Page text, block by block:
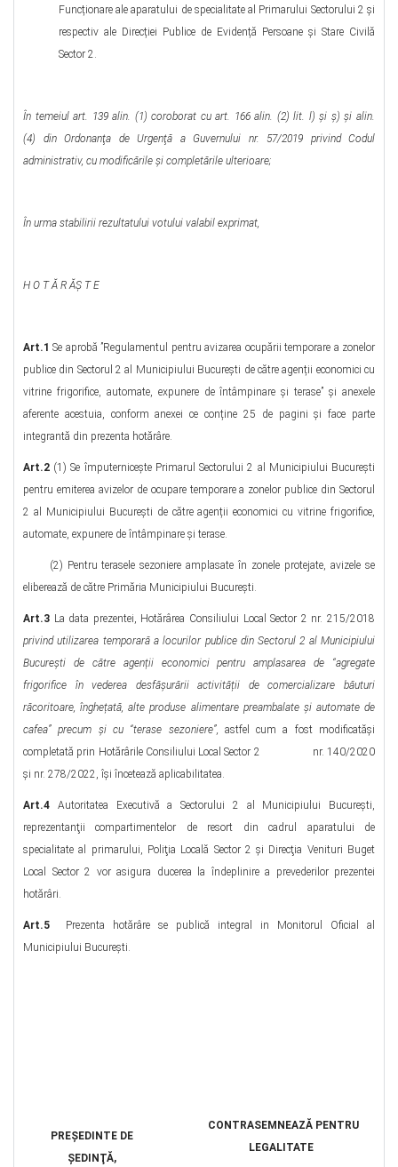
Funcționare ale aparatului de specialitate al Primarului Sectorului 2 și
respectiv ale Direcției Publice de Evidență Persoane și Stare Civilă
Sector 2.
În temeiul art. 139 alin. (1) coroborat cu art. 166 alin. (2) lit. l)și ș) și alin.
(4)
din Ordonanţa de Urgenţă a Guvernului nr. 57/2019 privind Codul
administrativ, cu modificările şi completările ulterioare;
În urma stabilirii rezultatului votului valabil exprimat,
H O T Ă R ĂŞ TE
Art.1 Se aprobă ”Regulamentul pentru avizarea ocupării temporare a zonelor
publice din Sectorul 2 al Municipiului București de către agenții economici cu
vitrine frigorifice, automate, expunere de întâmpinare și terase” și anexele
aferente acestuia, conform anexei ce conține 25 de pagini și face parte
integrantă din prezenta hotărâre.
Art.2 (1) Se împuternicește Primarul Sectorului 2 al Municipiului Bucureşti
pentru emiterea avizelor de ocupare temporare a zonelor publice din Sectorul
2 al Municipiului București de către agenții economici cu vitrine frigorifice,
automate, expunere de întâmpinare și terase.
(2) Pentru terasele sezoniere amplasate în zonele protejate, avizele se
eliberează de către Primăria Municipiului Bucureşti.
Art.3 La data prezentei, Hotărârea Consiliului Local Sector 2 nr. 215/2018
privind utilizarea temporară a locurilor publice din Sectorul 2 al Municipiului
București de către agenții economici pentru amplasarea de “agregate
frigorifice în vederea desfășurării activității de comercializare băuturi
răcoritoare, înghețată, alte produse alimentare preambalate și automate de
cafea” precum și cu “terase sezoniere”, astfel cum a fost modificatăși
completată prin Hotărârile Consiliului Local Sector 2 nr. 140/2020
și nr. 278/2022, își încetează aplicabilitatea.
Art.4 Autoritatea Executivă a Sectorului 2 al Municipiului Bucureşti,
reprezentanţii compartimentelor de resort din cadrul aparatului de
specialitate al primarului, Poliţia Locală Sector 2 şi Direcţia Venituri Buget
Local Sector 2 vor asigura ducerea la îndeplinire a prevederilor prezentei
hotărâri.
Art.5 Prezenta hotărâre se publică integral in Monitorul Oficial al
Municipiului Bucureşti.
CONTRASEMNEAZĂ PENTRU
LEGALITATE
PREŞEDINTE DE
ŞEDINŢĂ,